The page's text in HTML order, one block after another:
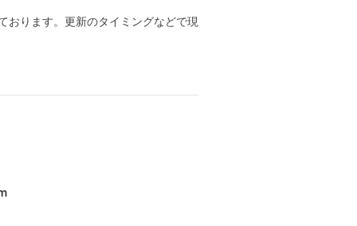
おります。更新のタイミングなどで現